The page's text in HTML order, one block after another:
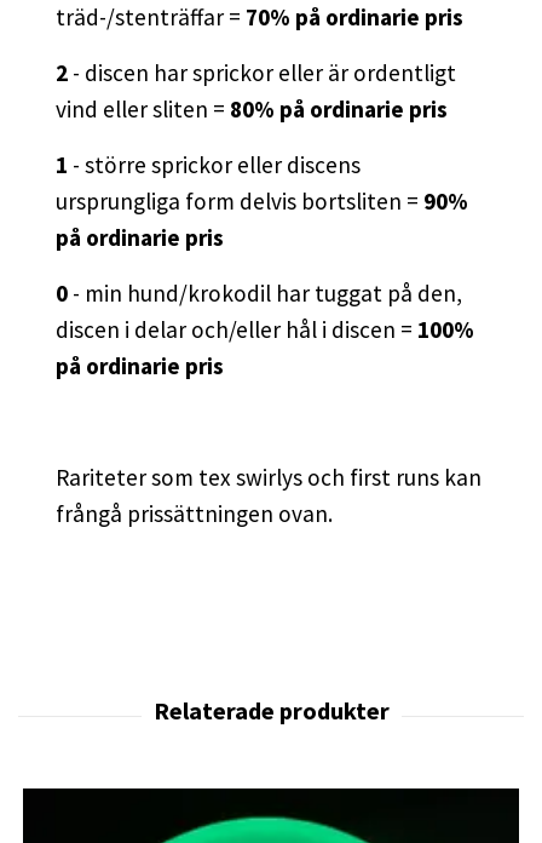
träd-/stenträffar = 70% på ordinarie pris
2 - discen har sprickor eller är ordentligt
vind eller sliten = 80% på ordinarie pris
1 - större sprickor eller discens
ursprungliga form delvis bortsliten = 90%
på ordinarie pris
0 - min hund/krokodil har tuggat på den,
discen i delar och/eller hål i discen = 100%
på ordinarie pris
Rariteter som tex swirlys och first runs kan
frångå prissättningen ovan.